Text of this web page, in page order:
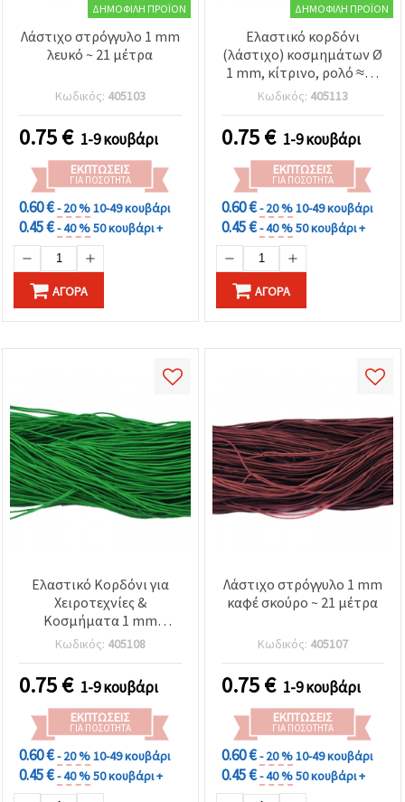
ΔΗΜΟΦΙΛΉ ΠΡΟΪΌΝ
Λάστιχο στρόγγυλο 1 mm
λευκό ~ 21 μέτρα
Κωδικός: 405103
0.75€ 1-9 κουβάρι
ΕΚΠΤΏΣΕΙΣ
ΓΙΑ ΠΟΣΌΤΗΤΑ
0.60 €- 20 %10-49 κουβάρι
0.45 €- 40 %50 κουβάρι +
ΑΓΟΡΆ
ΔΗΜΟΦΙΛΉ ΠΡΟΪΌΝ
Ελαστικό κορδόνι
(λάστιχο) κοσμημάτων Ø
1 mm, κίτρινο, ρολό ≈22
m – για βραχιόλια, κολιέ,
πέρασμα χαντρών &
χειροτεχνίες
Κωδικός: 405113
0.75€ 1-9 κουβάρι
ΕΚΠΤΏΣΕΙΣ
ΓΙΑ ΠΟΣΌΤΗΤΑ
0.60 €- 20 %10-49 κουβάρι
0.45 €- 40 %50 κουβάρι +
ΑΓΟΡΆ
Ελαστικό Κορδόνι για
Χειροτεχνίες &
Κοσμήματα 1 mm
Πράσινο ~21 μ
Κωδικός: 405108
0.75€ 1-9 κουβάρι
ΕΚΠΤΏΣΕΙΣ
ΓΙΑ ΠΟΣΌΤΗΤΑ
0.60 €- 20 %10-49 κουβάρι
0.45 €- 40 %50 κουβάρι +
Λάστιχο στρόγγυλο 1 mm
καφέ σκούρο ~ 21 μέτρα
Κωδικός: 405107
0.75€ 1-9 κουβάρι
ΕΚΠΤΏΣΕΙΣ
ΓΙΑ ΠΟΣΌΤΗΤΑ
0.60 €- 20 %10-49 κουβάρι
0.45 €- 40 %50 κουβάρι +